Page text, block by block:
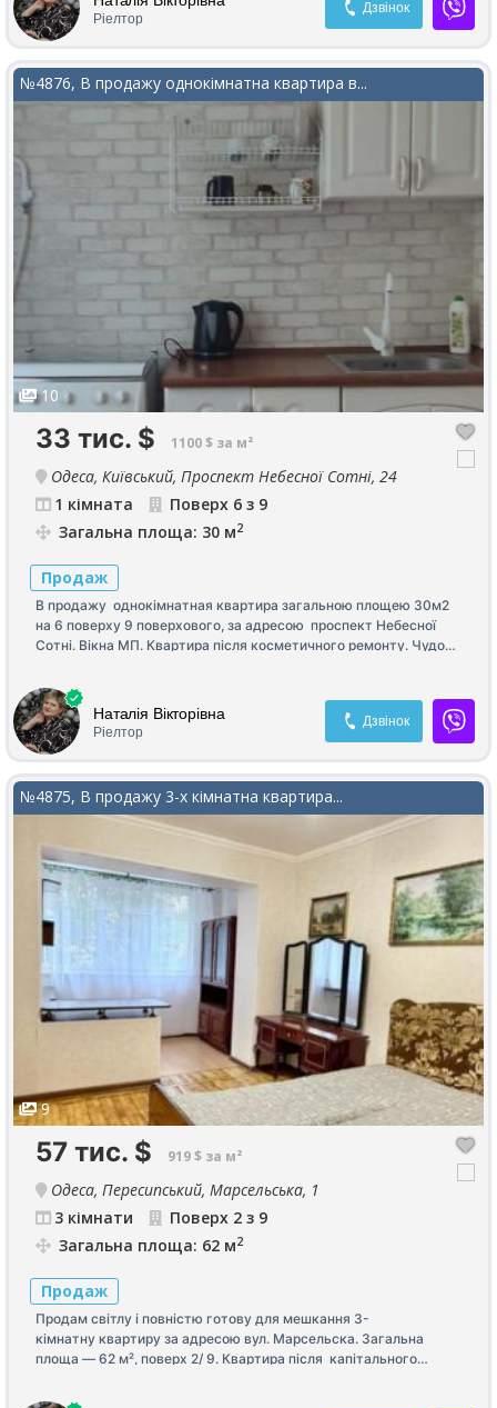
лифт, подача воды, крышная котельная. Охраняемая
территория, видеонаблюдение, детская площадка.
Ріелтор
Дзвінок
№4876, В продажу однокімнатна квартира в...
10
33 тис. $ 1100 $ за м²
Одеса, Київський, Проспект Небесної Сотні, 24
1 кімната
Поверх 6 з 9
Загальна площа: 30 м2
Продаж
В продажу однокімнатная квартира загальною площею 30м2
на 6 поверху 9 поверхового, за адресою проспект Небесної
Сотні. Вікна МП. Квартира після косметичного ремонту. Чудова
Наталія Вікторівна
Ріелтор
Дзвінок
№4875, В продажу 3-х кімнатна квартира...
9
57 тис. $ 919 $ за м²
Одеса, Пересипський, Марсельська, 1
3 кімнати
Поверх 2 з 9
Загальна площа: 62 м2
Продаж
Продам світлу і повністю готову для мешкання 3-
кімнатну квартиру за адресою вул. Марсельска. Загальна
площа — 62 м², поверх 2/ 9. Квартира після капітального
кладова для збереження речей. По всій